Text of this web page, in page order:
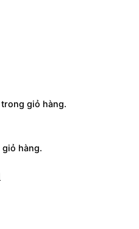
giỏ hàng.
hàng.